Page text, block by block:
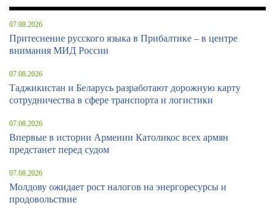
07.08.2026
Притеснение русского языка в Прибалтике – в центре
внимания МИД России
07.08.2026
Таджикистан и Беларусь разработают дорожную карту
сотрудничества в сфере транспорта и логистики
07.08.2026
Впервые в истории Армении Католикос всех армян
предстанет перед судом
07.08.2026
Молдову ожидает рост налогов на энергоресурсы и
продовольствие